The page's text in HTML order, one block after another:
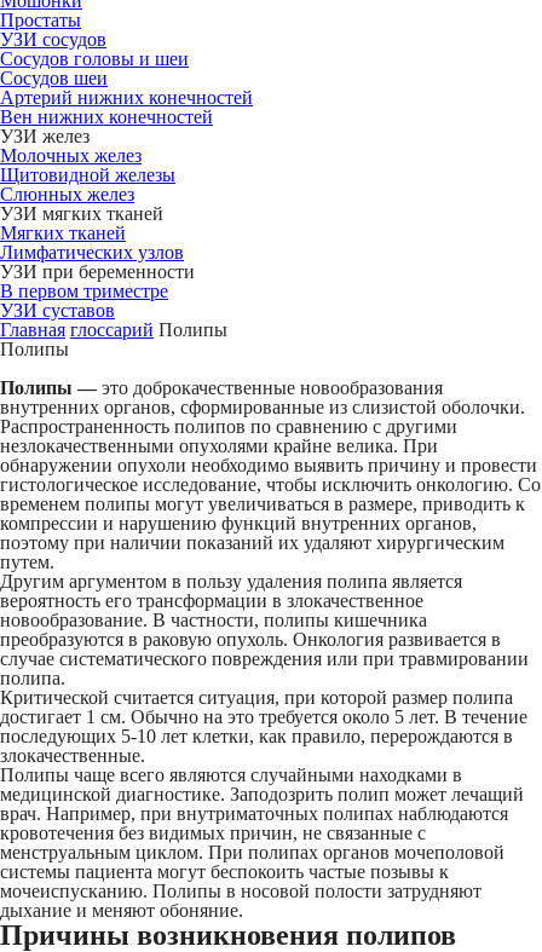
Простаты
УЗИ сосудов
Сосудов головы и шеи
Сосудов шеи
Артерий нижних конечностей
Вен нижних конечностей
УЗИ желез
Молочных желез
Щитовидной железы
Слюнных желез
УЗИ мягких тканей
Мягких тканей
Лимфатических узлов
УЗИ при беременности
В первом триместре
УЗИ суставов
Главная глоссарий Полипы
Полипы
Полипы —это доброкачественные новообразования
внутренних органов, сформированные из слизистой оболочки.
Распространенность полипов по сравнению с другими
незлокачественными опухолями крайне велика. При
обнаружении опухоли необходимо выявить причину и провести
гистологическое исследование, чтобы исключить онкологию. Со
временем полипы могут увеличиваться в размере, приводить к
компрессии и нарушению функций внутренних органов,
поэтому при наличии показаний их удаляют хирургическим
путем.
Другим аргументом в пользу удаления полипа является
вероятность его трансформации в злокачественное
новообразование. В частности, полипы кишечника
преобразуются в раковую опухоль. Онкология развивается в
случае систематического повреждения или при травмировании
полипа.
Критической считается ситуация, при которой размер полипа
достигает 1 см. Обычно на это требуется около 5 лет. В течение
последующих 5-10 лет клетки, как правило, перерождаются в
злокачественные.
Полипы чаще всего являются случайными находками в
медицинской диагностике. Заподозрить полип может лечащий
врач. Например, при внутриматочных полипах наблюдаются
кровотечения без видимых причин, не связанные с
менструальным циклом. При полипах органов мочеполовой
системы пациента могут беспокоить частые позывы к
мочеиспусканию. Полипы в носовой полости затрудняют
дыхание и меняют обоняние.
Причины возникновения полипов